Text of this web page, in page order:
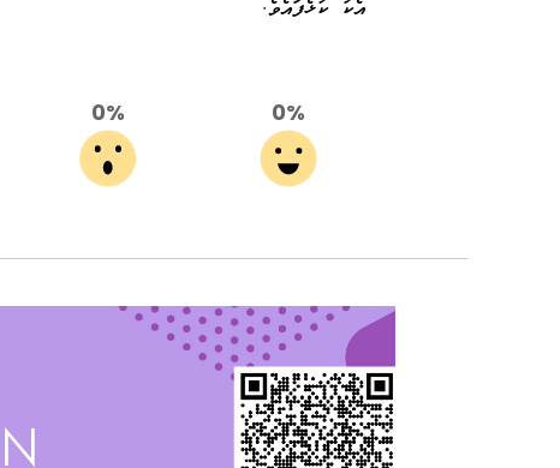
އެކު ކުޅެފައެވެ.
0%
0%